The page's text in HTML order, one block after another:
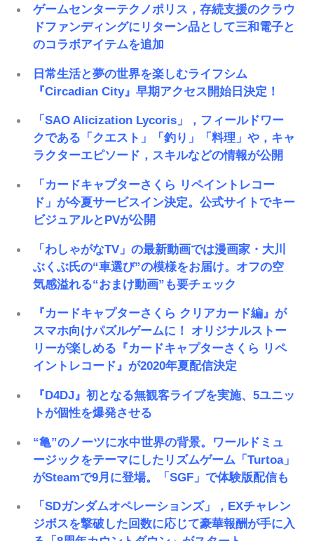
ゲームセンターテクノポリス，存続支援のクラウ
ドファンディングにリターン品として三和電子と
のコラボアイテムを追加
日常生活と夢の世界を楽しむライフシム
『Circadian City』早期アクセス開始日決定！
「SAO Alicization Lycoris」，フィールドワー
クである「クエスト」「釣り」「料理」や，キャ
ラクターエピソード，スキルなどの情報が公開
「カードキャプターさくら リペイントレコー
ド」が今夏サービスイン決定。公式サイトでキー
ビジュアルとPVが公開
「わしゃがなTV」の最新動画では漫画家・大川
ぶくぶ氏の“車選び”の模様をお届け。オフの空
気感溢れる“おまけ動画”も要チェック
『カードキャプターさくら クリアカード編』が
スマホ向けパズルゲームに！ オリジナルストー
リーが楽しめる『カードキャプターさくら リペ
イントレコード』が2020年夏配信決定
『D4DJ』初となる無観客ライブを実施、5ユニッ
トが個性を爆発させる
“亀”のノーツに水中世界の背景。ワールドミュ
ージックをテーマにしたリズムゲーム「Turtoa」
がSteamで9月に登場。「SGF」で体験版配信も
「SDガンダムオペレーションズ」，EXチャレン
ジボスを撃破した回数に応じて豪華報酬が手に入